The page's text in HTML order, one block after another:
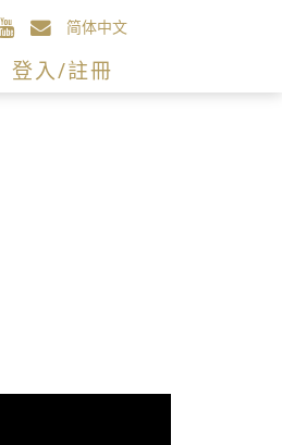
简体中文
登入/註冊